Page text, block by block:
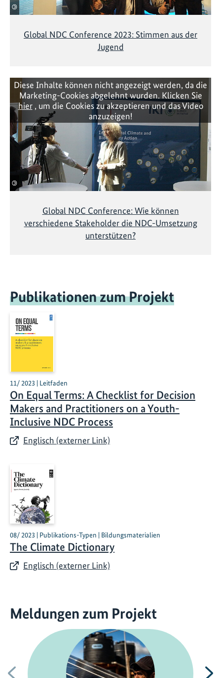
©
Global NDC Conference 2023: Stimmen aus der
Jugend
©
Diese Inhalte können nicht angezeigt werden, da die
Marketing-Cookies abgelehnt wurden. Klicken Sie
hier, um die Cookies zu akzeptieren und das Video
anzuzeigen!
Global NDC Conference: Wie können
verschiedene Stakeholder die NDC-Umsetzung
unterstützen?
Publikationen zum Projekt
11/ 2023 | Leitfaden
On Equal Terms: A Checklist for Decision
Makers and Practitioners on a Youth-
Inclusive NDC Process
Englisch (externer Link)
08/ 2023 | Publikations-Typen | Bildungsmaterialien
The Climate Dictionary
Englisch (externer Link)
Meldungen zum Projekt
Vorherige